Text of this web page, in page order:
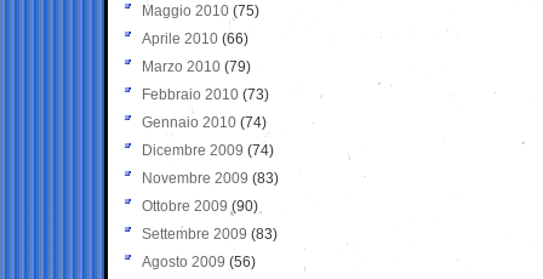
Maggio 2010 (75)
Aprile 2010 (66)
Marzo 2010 (79)
Febbraio 2010 (73)
Gennaio 2010 (74)
Dicembre 2009 (74)
Novembre 2009 (83)
Ottobre 2009 (90)
Settembre 2009 (83)
Agosto 2009 (56)